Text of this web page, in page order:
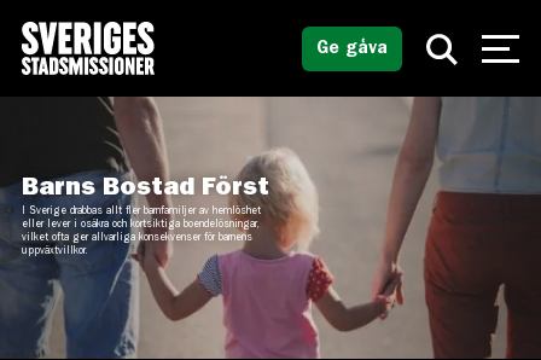
Ge gåva
Barns Bostad Först
I Sverige drabbas allt fler barnfamiljer av hemlöshet
eller lever i osäkra och kortsiktiga boendelösningar,
vilket ofta ger allvarliga konsekvenser för barnens
uppväxtvillkor.